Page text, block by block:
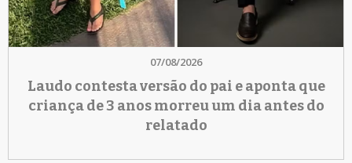
07/08/2026
Laudo contesta versão do pai e aponta que
criança de 3 anos morreu um dia antes do
relatado